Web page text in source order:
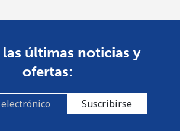
las últimas noticias y
ofertas:
Suscribirse